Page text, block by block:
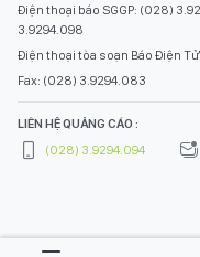
Điện thoại báo SGGP: (028)
3.9294.098
Điện thoại tòa soạn Báo Điện
Fax: (028) 3.9294.083
LIÊN HỆ QUẢNG CÁO :
(028) 3.9294.094